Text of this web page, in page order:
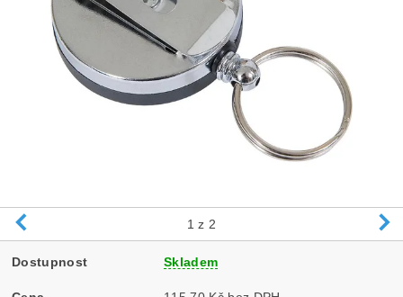
1 z 2
Dostupnost Skladem